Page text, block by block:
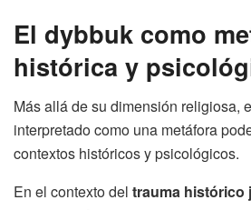
El dybbuk como
histórica y
Más allá de su dimensión religiosa,
interpretado como una metáfora
contextos históricos y psicológicos.
En el contexto del trauma histórico